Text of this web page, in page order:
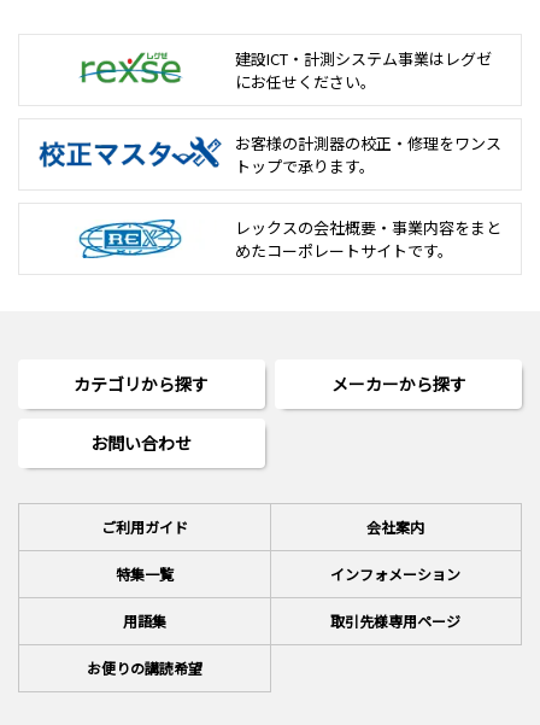
建設ICT・計測システム事業は レグゼ
にお任せください。
お客様の計測器の校正・修理をワンス
トップで承ります。
レックスの会社概要・事業内容をまと
めたコーポレートサイトです。
カテゴリから探す メーカーから探す
お問い合わせ
ご利用ガイド 会社案内
特集一覧 インフォメーション
用語集 取引先様専用ページ
お便りの講読希望